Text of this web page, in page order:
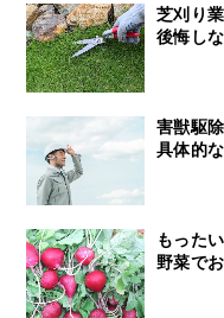
芝刈り
後悔し
害獣駆
具体的
もった
野菜で